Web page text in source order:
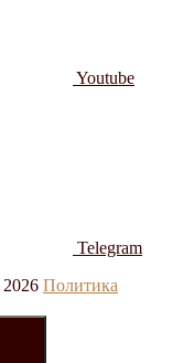
Youtube
Telegram
2026 Политика